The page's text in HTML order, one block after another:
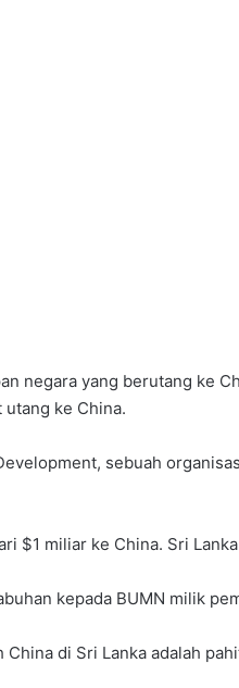
negara yang berutang ke
ke China.
sebuah
$1 miliar ke China. Sri
kepada BUMN milik
di Sri Lanka adalah